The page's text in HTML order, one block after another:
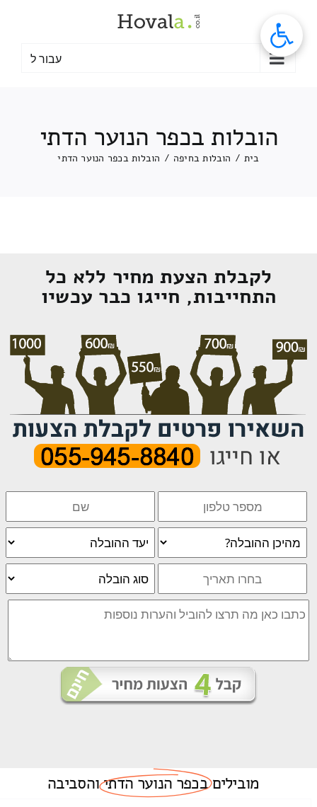
עבור ל
הובלות בכפר הנוער הדתי
בית / הובלות בחיפה / הובלות בכפר הנוער הדתי
לקבלת הצעת מחיר ללא כל
התחייבות, חייגו כבר עכשיו
מוביליםבכפר הנוער הדתיוהסביבה